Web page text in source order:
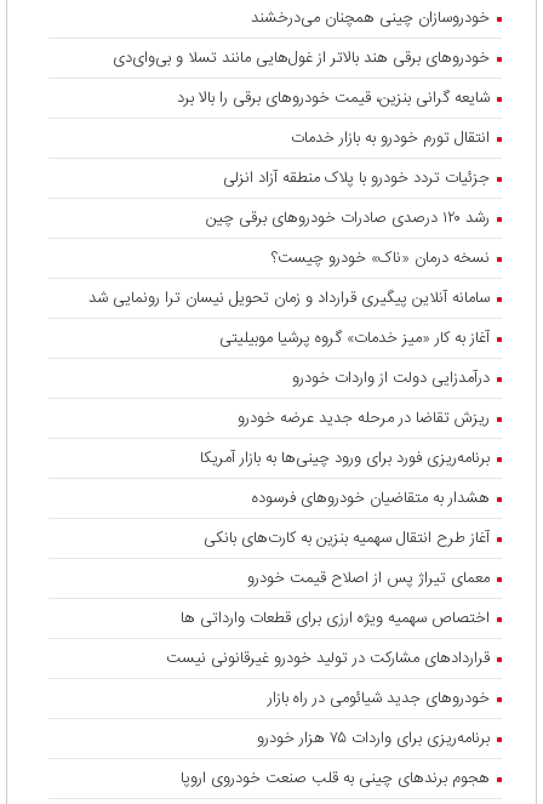
خودروسازان چینی همچنان می‌درخشند
خودروهای برقی هند بالاتر از غول‌هایی مانند تسلا و بی‌وای‌دی
شایعه گرانی بنزین، قیمت خودروهای برقی را بالا برد
انتقال تورم خودرو به بازار خدمات
جزئیات تردد خودرو با پلاک منطقه آزاد انزلی
رشد ۱۲۰ درصدی صادرات خودروهای برقی چین
نسخه درمان «ناک» خودرو چیست؟
سامانه آنلاین پیگیری قرارداد‌ و زمان تحویل نیسان ترا رونمایی شد
آغاز به کار «میز خدمات» گروه پرشیا موبیلیتی
درآمدزایی دولت از واردات خودرو
ریزش تقاضا در مرحله جدید عرضه خودرو
برنامه‌ریزی فورد برای ورود چینی‌ها به بازار آمریکا
هشدار به متقاضیان خودروهای فرسوده
آغاز طرح انتقال سهمیه بنزین به کارت‌های بانکی
معمای تیراژ پس از اصلاح قیمت خودرو
اختصاص سهمیه ویژه ارزی برای قطعات وارداتی ها
قراردادهای مشارکت در تولید خودرو غیرقانونی نیست
خودروهای جدید شیائومی در راه بازار
برنامه‌ریزی برای واردات ۷۵ هزار خودرو
هجوم برندهای چینی به قلب صنعت خودروی اروپا